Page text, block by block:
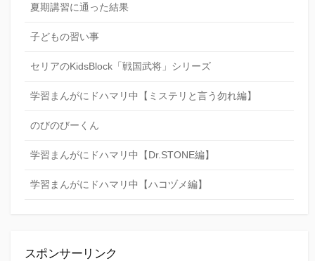
夏期講習に通った結果
子どもの習い事
セリアのKidsBlock「戦国武将」シリーズ
学習まんがにドハマリ中【ミステリと言う勿れ編】
のびのびーくん
学習まんがにドハマリ中【Dr.STONE編】
学習まんがにドハマリ中【ハコヅメ編】
スポンサーリンク